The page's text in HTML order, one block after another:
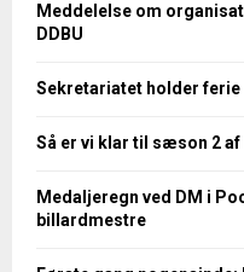
Meddelelse om
DDBU
Sekretariatet holder ferie
Så er vi klar til sæson 2
Medaljeregn ved DM i
billardmestre